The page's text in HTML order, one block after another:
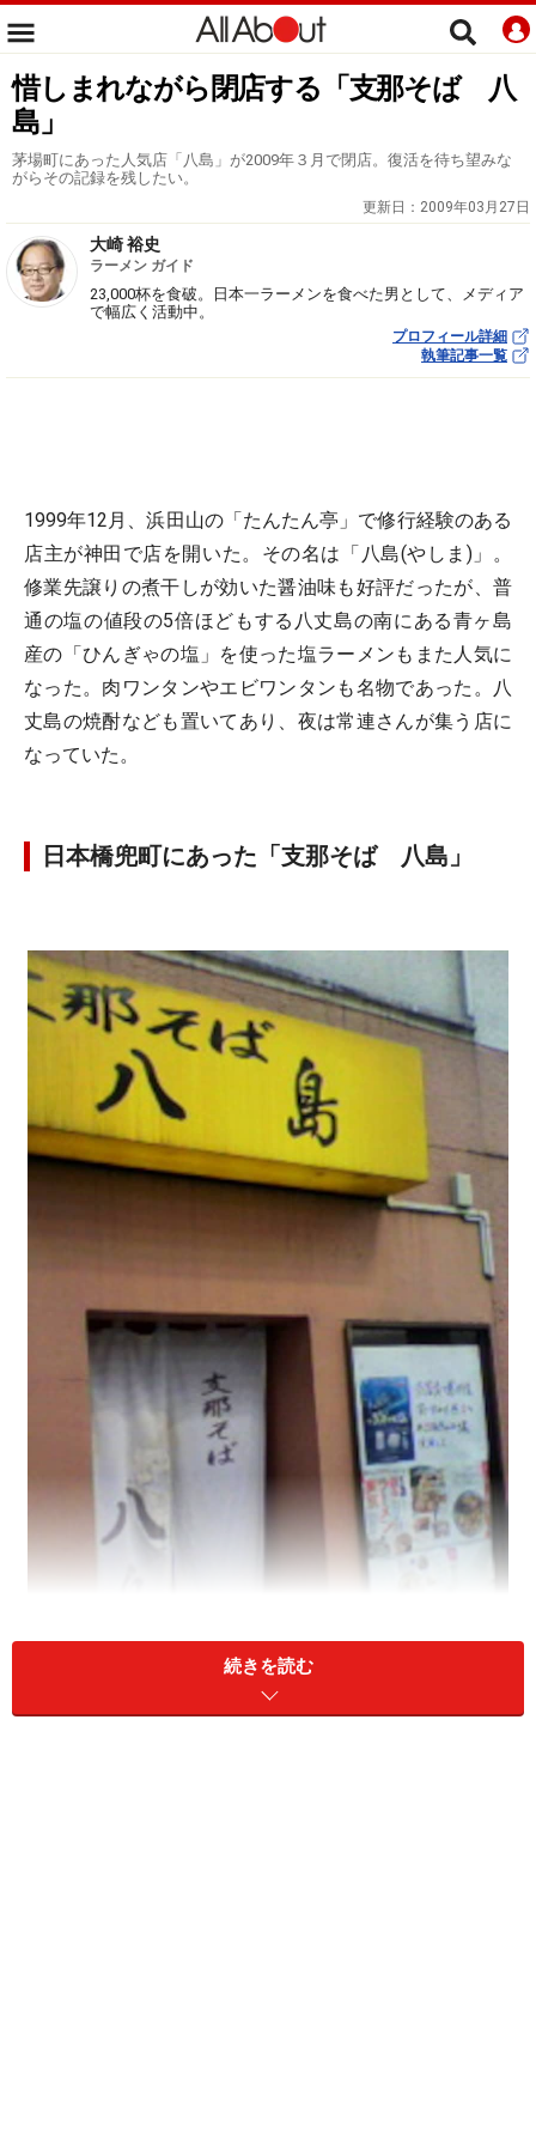
惜しまれながら閉店する「支那そば 八
島」
茅場町にあった人気店「八島」が2009年３月で閉店。復活を待ち望みな
がらその記録を残したい。
更新日： 2009年03月27日
大崎 裕史
ラーメン ガイド
23,000杯を食破。日本一ラーメンを食べた男として、メディア
で幅広く活動中。
プロフィール詳細
執筆記事一覧
1999年12月、浜田山の「たんたん亭」で修行経験のある
店主が神田で店を開いた。その名は「八島(やしま)」。
修業先譲りの煮干しが効いた醤油味も好評だったが、普
通の塩の値段の5倍ほどもする八丈島の南にある青ヶ島
産の「ひんぎゃの塩」を使った塩ラーメンもまた人気に
なった。肉ワンタンやエビワンタンも名物であった。八
丈島の焼酎なども置いてあり、夜は常連さんが集う店に
なっていた。
日本橋兜町にあった「支那そば 八島」
続きを読む